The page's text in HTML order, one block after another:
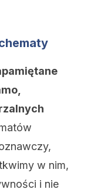
w nim,
i nie